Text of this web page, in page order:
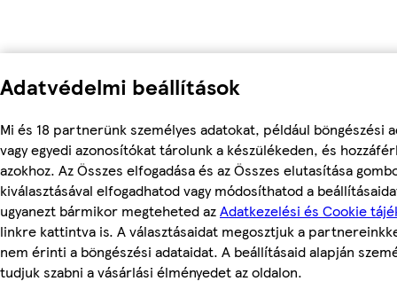
Adatvédelmi beállítások
Mi és 18 partnerünk személyes adatokat, például böngészési
vagy egyedi azonosítókat tárolunk a készülékeden, és
azokhoz. Az Összes elfogadása és az Összes elutasítása
kiválasztásával elfogadhatod vagy módosíthatod a
ugyanezt bármikor megteheted azAdatkezelési és Cookie
linkre kattintva is. A választásaidat megosztjuk a
nem érinti a böngészési adataidat. A beállításaid alapján
tudjuk szabni a vásárlási élményedet az oldalon.